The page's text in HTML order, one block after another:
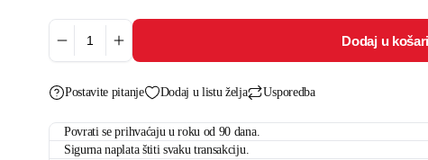
Mental
health
Dodaj u
Postavite pitanje Dodaj u listu želja Usporedba
Povrati se prihvaćaju u roku od 90 dana.
Sigurna naplata štiti svaku transakciju.